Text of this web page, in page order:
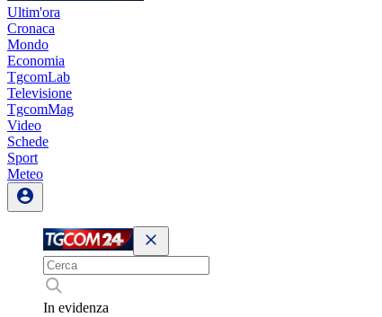
Ultim'ora
Cronaca
Mondo
Economia
TgcomLab
Televisione
TgcomMag
Video
Schede
Sport
Meteo
In evidenza